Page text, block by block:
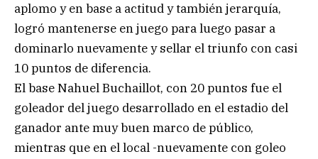
aplomo y en base a actitud y también jerarquía,
logró mantenerse en juego para luego pasar a
dominarlo nuevamente y sellar el triunfo con casi
10 puntos de diferencia.
El base Nahuel Buchaillot, con 20 puntos fue el
goleador del juego desarrollado en el estadio del
ganador ante muy buen marco de público,
mientras que en el local -nuevamente con goleo